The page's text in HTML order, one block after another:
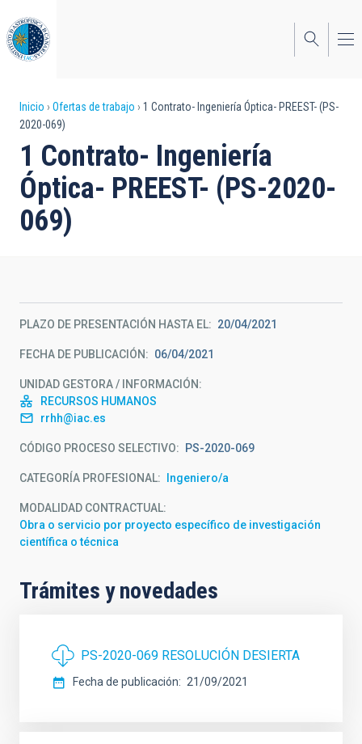
al
contenido
principal
Sobrescribir
enlaces
de
ayuda
a
Inicio Ofertas de trabajo
1 Contrato- Ingeniería Óptica- PREEST- (PS-
2020-069)
1 Contrato- Ingeniería
Óptica- PREEST- (PS-2020-
069)
PLAZO DE PRESENTACIÓN HASTA EL 20/04/2021
FECHA DE PUBLICACIÓN 06/04/2021
UNIDAD GESTORA / INFORMACIÓN
RECURSOS HUMANOS
rrhh@iac.es
CÓDIGO PROCESO SELECTIVO PS-2020-069
CATEGORÍA PROFESIONAL Ingeniero/a
MODALIDAD CONTRACTUAL
Obra o servicio por proyecto específico de investigación
científica o técnica
Trámites y novedades
PS-2020-069 RESOLUCIÓN DESIERTA
Fecha de publicación 21/09/2021